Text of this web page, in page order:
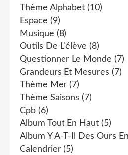
Thème Alphabet (10)
Espace (9)
Musique (8)
Outils De L'élève (8)
Questionner Le Monde (7)
Grandeurs Et Mesures (7)
Thème Mer (7)
Thème Saisons (7)
Cpb (6)
Album Tout En Haut (5)
Album Y A-T-Il Des Ours
Calendrier (5)